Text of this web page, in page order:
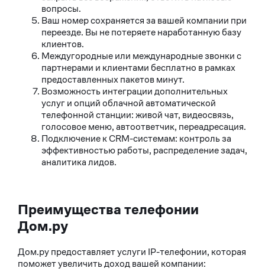
вопросы.
Ваш номер сохраняется за вашей компании при
переезде. Вы не потеряете наработанную базу
клиентов.
Междугородные или международные звонки с
партнерами и клиентами бесплатно в рамках
предоставленных пакетов минут.
Возможность интеграции дополнительных
услуг и опций облачной автоматической
телефонной станции: живой чат, видеосвязь,
голосовое меню, автоответчик, переадресация.
Подключение к CRM-системам: контроль за
эффективностью работы, распределение задач,
аналитика лидов.
Преимущества телефонии
Дом.ру
Дом.ру предоставляет услуги IP-телефонии, которая
поможет увеличить доход вашей компании: